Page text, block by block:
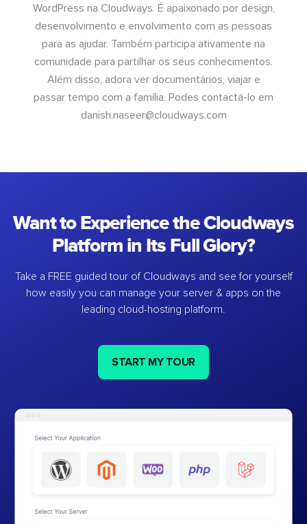
WordPress na Cloudways. É apaixonado por design,
desenvolvimento e envolvimento com as pessoas
para as ajudar. Também participa ativamente na
comunidade para partilhar os seus conhecimentos.
Além disso, adora ver documentários, viajar e
passar tempo com a família. Podes contactá-lo em
danish.naseer@cloudways.com
Want to Experience the Cloudways
Platform in Its Full Glory?
Take a FREE guided tour of Cloudways and see for yourself
how easily you can manage your server & apps on the
leading cloud-hosting platform.
START MY TOUR